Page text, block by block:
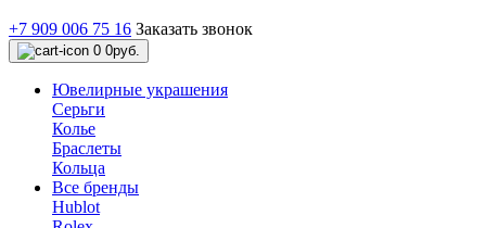
+7 909 006 75 16 Заказать звонок
0 0руб.
Ювелирные украшения
Серьги
Колье
Браслеты
Кольца
Все бренды
Hublot